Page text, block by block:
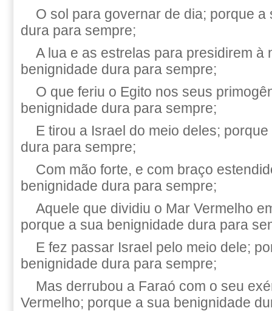
O sol para governar de dia; porque a
dura para sempre;
A lua e as estrelas para presidirem à
benignidade dura para sempre;
O que feriu o Egito nos seus
benignidade dura para sempre;
E tirou a Israel do meio deles;
dura para sempre;
Com mão forte, e com braço
benignidade dura para sempre;
Aquele que dividiu o Mar Vermelho
porque a sua benignidade dura para
E fez passar Israel pelo meio dele;
benignidade dura para sempre;
Mas derrubou a Faraó com o seu
Vermelho; porque a sua benignidade